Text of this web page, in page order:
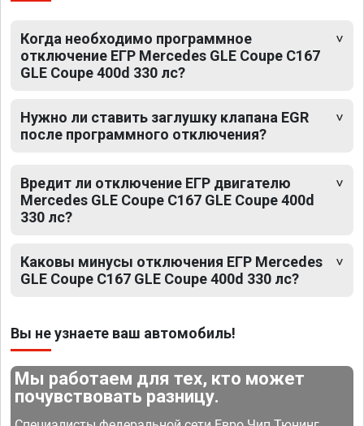
Когда необходимо программное
отключение ЕГР Mercedes GLE Coupe C167
GLE Coupe 400d 330 лс?
Нужно ли ставить заглушку клапана EGR
после программного отключения?
Вредит ли отключение ЕГР двигателю
Mercedes GLE Coupe C167 GLE Coupe 400d
330 лс?
Каковы минусы отключения ЕГР Mercedes
GLE Coupe C167 GLE Coupe 400d 330 лс?
Вы не узнаете ваш автомобиль!
Мы работаем для тех, кто может
почувствовать разницу.